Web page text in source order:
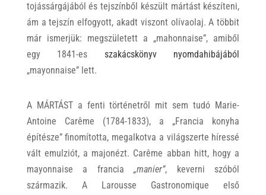
tojássárgájából és tejszínből készült mártást készíteni,
ám a tejszín elfogyott, akadt viszont olívaolaj. A többit
már ismerjük: megszületett a „mahonnaise”, amiből
egy 1841-es szakácskönyv nyomdahibájából
„mayonnaise” lett.
A MÁRTÁST a fenti történetről mit sem tudó Marie-
Antoine Carême (1784-1833), a „Francia konyha
építésze” finomította, megalkotva a világszerte híressé
vált emulziót, a majonézt. Carême abban hitt, hogy a
mayonnaise a francia„manier”, keverni szóból
származik. A Larousse Gastronomique első